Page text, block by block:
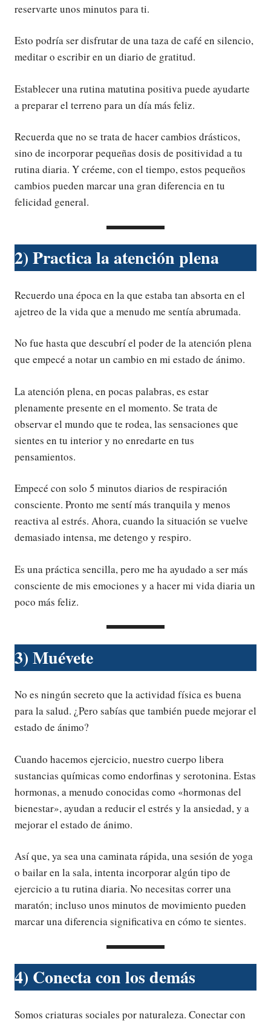
reservarte unos minutos para ti.
Esto podría ser disfrutar de una taza de café en silencio,
meditar o escribir en un diario de gratitud.
Establecer una rutina matutina positiva puede ayudarte
a preparar el terreno para un día más feliz.
Recuerda que no se trata de hacer cambios drásticos,
sino de incorporar pequeñas dosis de positividad a tu
rutina diaria. Y créeme, con el tiempo, estos pequeños
cambios pueden marcar una gran diferencia en tu
felicidad general.
2) Practica la atención plena
Recuerdo una época en la que estaba tan absorta en el
ajetreo de la vida que a menudo me sentía abrumada.
No fue hasta que descubrí el poder de la atención plena
que empecé a notar un cambio en mi estado de ánimo.
La atención plena, en pocas palabras, es estar
plenamente presente en el momento. Se trata de
observar el mundo que te rodea, las sensaciones que
sientes en tu interior y no enredarte en tus
pensamientos.
Empecé con solo 5 minutos diarios de respiración
consciente. Pronto me sentí más tranquila y menos
reactiva al estrés. Ahora, cuando la situación se vuelve
demasiado intensa, me detengo y respiro.
Es una práctica sencilla, pero me ha ayudado a ser más
consciente de mis emociones y a hacer mi vida diaria un
poco más feliz.
3) Muévete
No es ningún secreto que la actividad física es buena
para la salud. ¿Pero sabías que también puede mejorar el
estado de ánimo?
Cuando hacemos ejercicio, nuestro cuerpo libera
sustancias químicas como endorfinas y serotonina. Estas
hormonas, a menudo conocidas como «hormonas del
bienestar», ayudan a reducir el estrés y la ansiedad, y a
mejorar el estado de ánimo.
Así que, ya sea una caminata rápida, una sesión de yoga
o bailar en la sala, intenta incorporar algún tipo de
ejercicio a tu rutina diaria. No necesitas correr una
maratón; incluso unos minutos de movimiento pueden
marcar una diferencia significativa en cómo te sientes.
4) Conecta con los demás
Somos criaturas sociales por naturaleza. Conectar con